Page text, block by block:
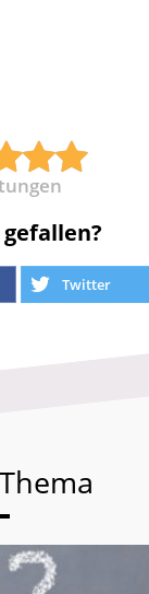
Twitter
Produkttester